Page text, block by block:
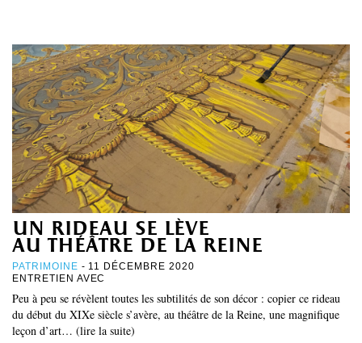
un rideau se lève
au théâtre de la reine
PATRIMOINE - 11 DÉCEMBRE 2020
ENTRETIEN AVEC
Peu à peu se révèlent toutes les subtilités de son décor : copier ce rideau
du début du XIXe siècle s’avère, au théâtre de la Reine, une magnifique
leçon d’art… (lire la suite)